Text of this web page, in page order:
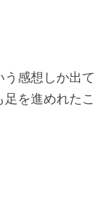
感想しか出て
を進めれたこ